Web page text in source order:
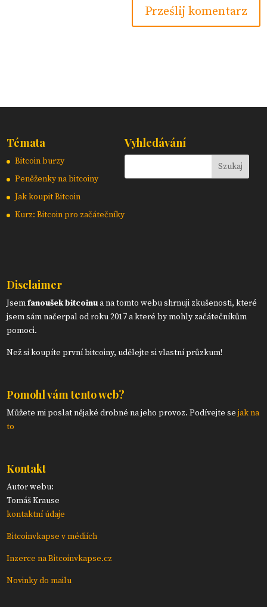
Témata
Bitcoin burzy
Peněženky na bitcoiny
Jak koupit Bitcoin
Kurz: Bitcoin pro začátečníky
Vyhledávání
Disclaimer
Jsemfanoušek bitcoinua na tomto webu shrnuji zkušenosti, které
jsem sám načerpal od roku 2017 a které by mohly začátečníkům
pomoci.
Než si koupíte první bitcoiny, udělejte si vlastní průzkum!
Pomohl vám tento web?
Můžete mi poslat nějaké drobné na jeho provoz. Podívejte sejak na
to
Kontakt
Autor webu:
Tomáš Krause
kontaktní údaje
Bitcoinvkapse v médiích
Inzerce na Bitcoinvkapse.cz
Novinky do mailu